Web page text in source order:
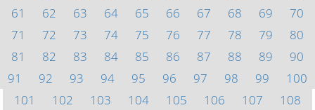
61
62 63 64 65 66 67 68 69
70
71
72 73 74 75 76 77 78 79
80
81
82 83 84 85 86 87 88 89
90
91
92 93 94 95 96 97 98 99
100
101
102 103 104 105 106 107
108